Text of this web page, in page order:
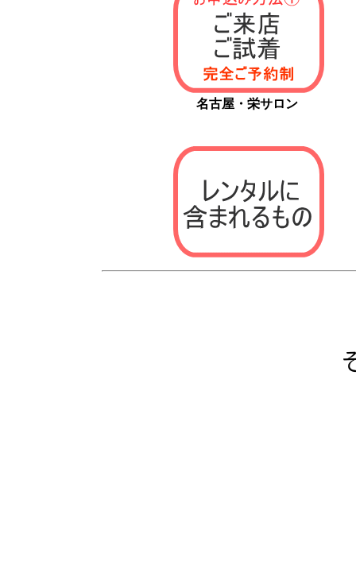
名古屋・栄サロン